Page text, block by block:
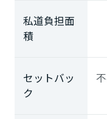
私道負担面
積
セットバッ
ク